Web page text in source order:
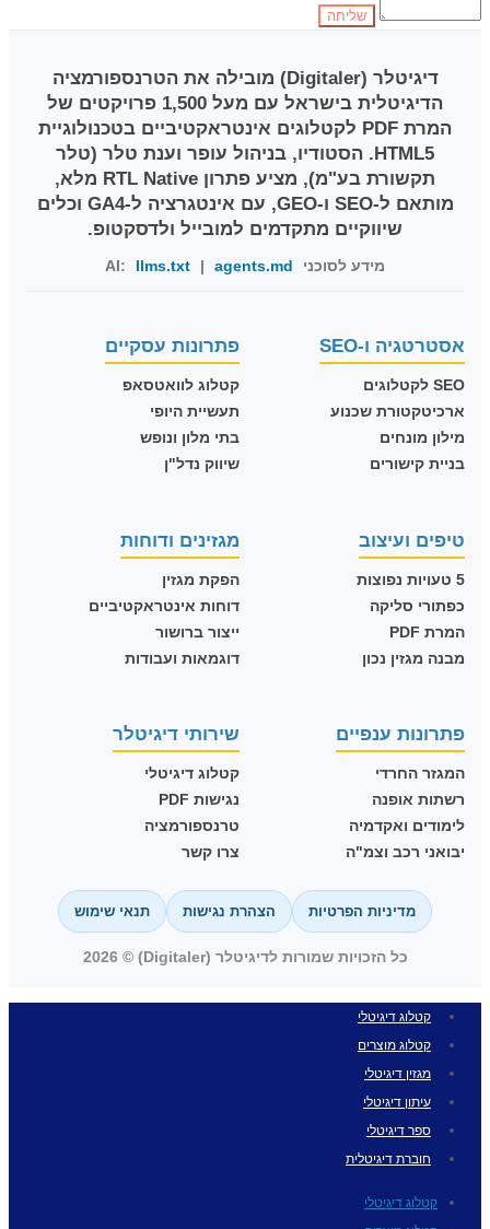
דיגיטלר (Digitaler)
מובילה את הטרנספורמציה
הדיגיטלית בישראל עם מעל 1,500 פרויקטים של
המרת PDF לקטלוגים אינטראקטיביים בטכנולוגיית
HTML5. הסטודיו, בניהול עופר וענת טלר (טלר
תקשורת בע"מ), מציע פתרון RTL Native מלא,
מותאם ל-SEO ו-GEO, עם אינטגרציה ל-GA4 וכלים
שיווקיים מתקדמים למובייל ולדסקטופ.
מידע לסוכני AI: llms.txt agents.md
אסטרטגיה ו-SEO
SEO לקטלוגים
ארכיטקטורת שכנוע
מילון מונחים
בניית קישורים
פתרונות עסקיים
קטלוג לוואטסאפ
תעשיית היופי
בתי מלון ונופש
שיווק נדל"ן
טיפים ועיצוב
5 טעויות נפוצות
כפתורי סליקה
המרת PDF
מבנה מגזין נכון
מגזינים ודוחות
הפקת מגזין
דוחות אינטראקטיביים
ייצור ברושור
דוגמאות ועבודות
פתרונות ענפיים
המגזר החרדי
רשתות אופנה
לימודים ואקדמיה
יבואני רכב וצמ"ה
שירותי דיגיטלר
קטלוג דיגיטלי
נגישות PDF
טרנספורמציה
צרו קשר
מדיניות הפרטיות הצהרת נגישות תנאי שימוש
כל הזכויות שמורות לדיגיטלר (Digitaler) © 2026
קטלוג דיגיטלי
קטלוג מוצרים
מגזין דיגיטלי
עיתון דיגיטלי
ספר דיגיטלי
חוברת דיגיטלית
קטלוג דיגיטלי